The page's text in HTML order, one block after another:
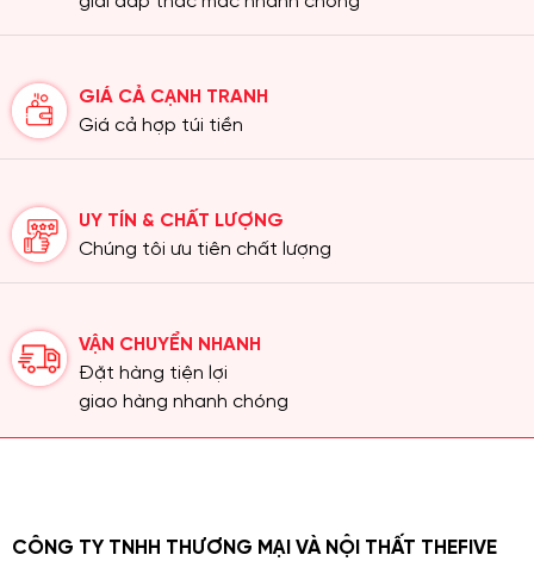
GIÁ CẢ CẠNH TRANH
Giá cả hợp túi tiền
UY TÍN & CHẤT LƯỢNG
Chúng tôi ưu tiên chất lượng
VẬN CHUYỂN NHANH
Đặt hàng tiện lợi
giao hàng nhanh chóng
CÔNG TY TNHH THƯƠNG MẠI VÀ NỘI THẤT THEFIVE